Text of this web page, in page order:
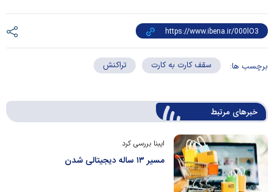
برچسب ها: سقف کارت به کارت تراکنش
خبرهای مرتبط
ایبنا بررسی کرد
مسیر ۱۳ ساله دیجیتالی شدن